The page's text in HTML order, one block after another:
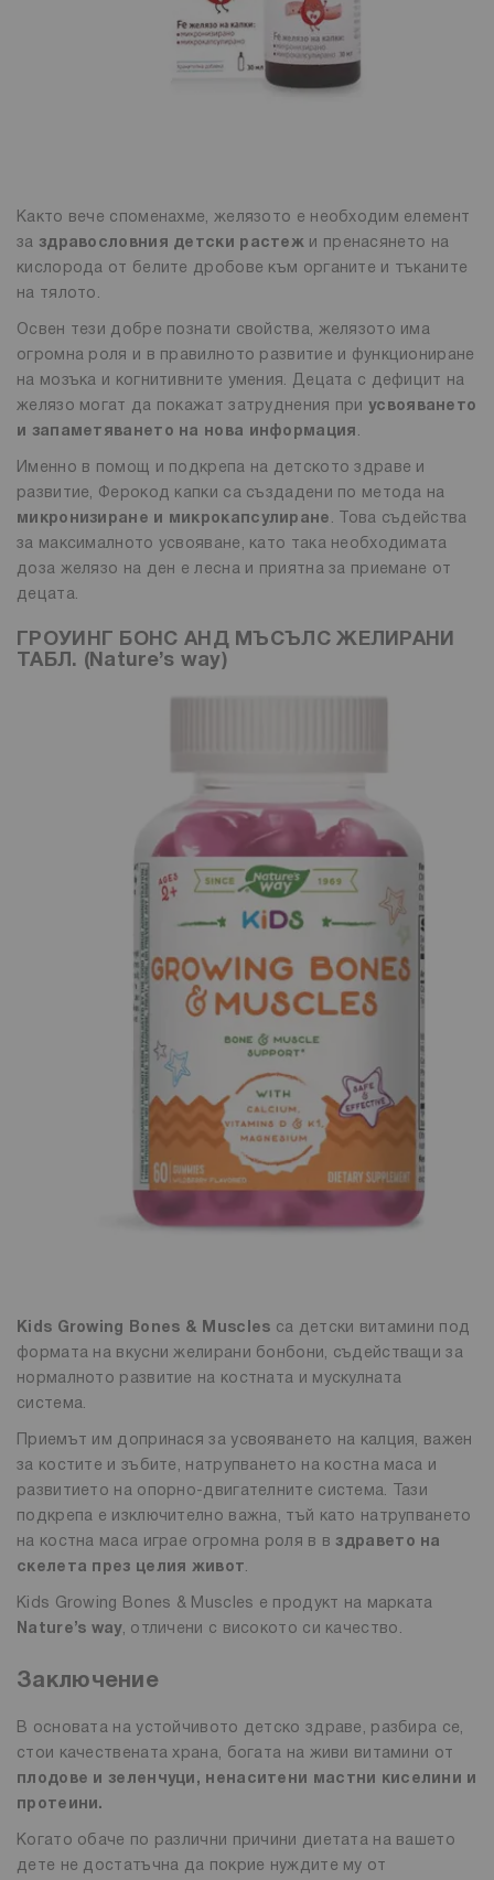
Както вече споменахме, желязото е необходим елемент
за здравословния детски растеж и пренасянето на
кислорода от белите дробове към органите и тъканите
на тялото.
Освен тези добре познати свойства, желязото има
огромна роля и в правилното развитие и функциониране
на мозъка и когнитивните умения. Децата с дефицит на
желязо могат да покажат затруднения при усвояването
и запаметяването на нова информация
Именно в помощ и подкрепа на детското здраве и
развитие, Ферокод капки са създадени по метода на
микронизиране и микрокапсулиране
. Това съдейства
за максималното усвояване, като така необходимата
доза желязо на ден е лесна и приятна за приемане от
децата.
ГРОУИНГ БОНС АНД МЪСЪЛС ЖЕЛИРАНИ
ТАБЛ. (Nature’s way)
Kids Growing Bones & Muscles са детски витамини под
формата на вкусни желирани бонбони, съдействащи за
нормалното развитие на костната и мускулната
система.
Приемът им допринася за усвояването на калция, важен
за костите и зъбите, натрупването на костна маса и
развитието на опорно-двигателните система. Тази
подкрепа е изключително важна, тъй като натрупването
на костна маса играе огромна роля в в здравето на
скелета през целия живот.
Kids Growing Bones & Muscles е продукт на марката
Nature’s way, отличени с високото си качество.
Заключение
В основата на устойчивото детско здраве, разбира се,
стои качествената храна, богата на живи витамини от
плодове и зеленчуци, ненаситени мастни киселини и
протеини.
Когато обаче по различни причини диетата на вашето
дете не достатъчна да покрие нуждите му от